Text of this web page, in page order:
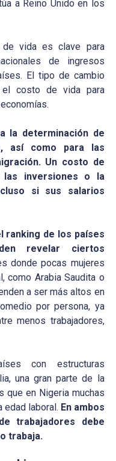
a Reino Unido en los
vida es clave para
de ingresos
El tipo de cambio
el costo de vida para
la determinación de
así como para las
Un costo de
las inversiones o la
si sus salarios
ranking de los países
revelar ciertos
donde pocas mujeres
como Arabia Saudita o
a ser más altos en
por persona, ya
menos trabajadores,
con estructuras
una gran parte de la
que en Nigeria muchas
edad laboral. En ambos
trabajadores debe
trabaja.